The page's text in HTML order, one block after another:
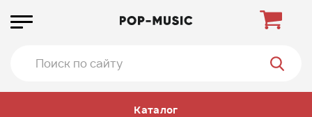
Каталог